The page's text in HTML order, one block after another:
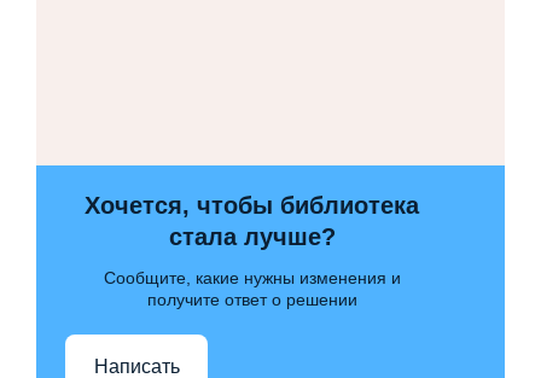
Хочется, чтобы библиотека
стала лучше?
Сообщите, какие нужны изменения и
получите ответ о решении
Написать